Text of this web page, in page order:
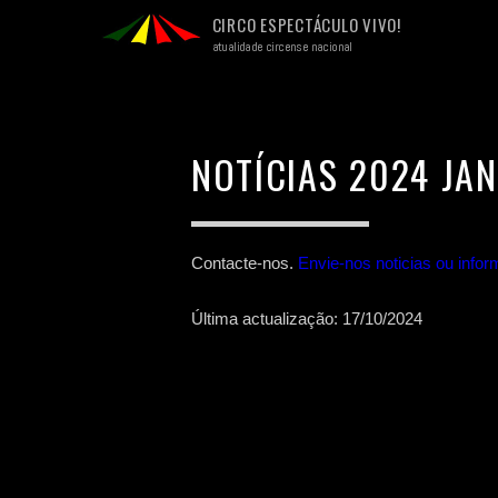
CIRCO ESPECTÁCULO VIVO!
atualidade circense nacional
NOTÍCIAS 2024
Contacte-nos. Envie-nos noticias ou
Última actualização: 17/10/2024